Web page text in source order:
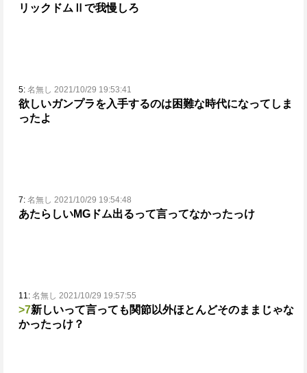
リックドムⅡで我慢しろ
5: 名無し 2021/10/29 19:53:41
欲しいガンプラを入手するのは困難な時代になってしま
ったよ
7: 名無し 2021/10/29 19:54:48
あたらしいMGドム出るって言ってなかったっけ
11: 名無し 2021/10/29 19:57:55
>7新しいって言っても関節以外ほとんどそのままじゃな
かったっけ？